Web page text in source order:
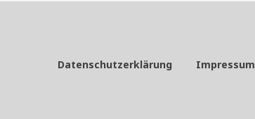
Datenschutzerklärung Impressum